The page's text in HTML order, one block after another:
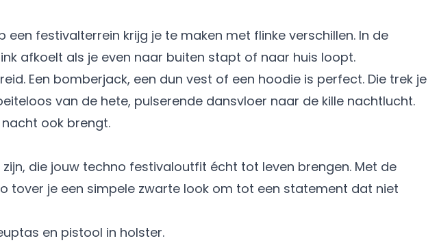
festivalterrein krijg je te maken met flinke verschillen. In de
afkoelt als je even naar buiten stapt of naar huis loopt.
Een bomberjack, een dun vest of een hoodie is perfect. Die trek je
van de hete, pulserende dansvloer naar de kille nachtlucht.
ook brengt.
die jouw techno festivaloutfit écht tot leven brengen. Met de
tover je een simpele zwarte look om tot een statement dat niet